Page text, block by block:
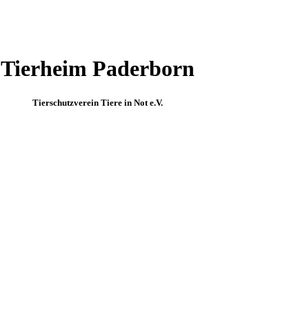
Tierheim Paderborn
Tierschutzverein Tiere in Not e.V.